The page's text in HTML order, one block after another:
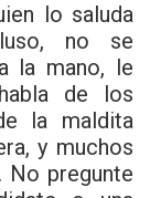
lo saluda
no se
la mano, le
de los
la maldita
y muchos
pregunte